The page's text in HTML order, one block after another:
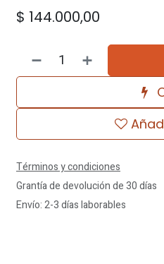
$ 144.000,00
Términos y condiciones
Grantía de devolución de 30 días
Envío: 2-3 días laborables